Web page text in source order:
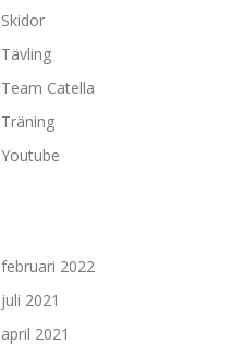
Skidor
Tävling
Team Catella
Träning
Youtube
februari 2022
juli 2021
april 2021